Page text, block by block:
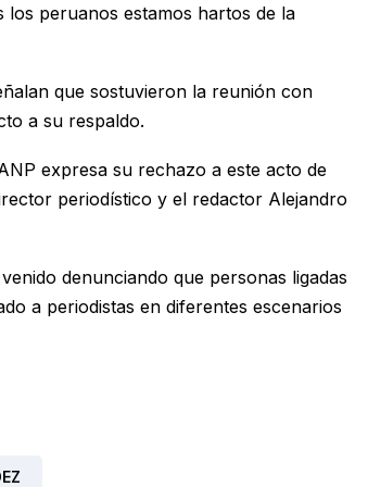
peruanos estamos hartos de la
que sostuvieron la reunión con
a su respaldo.
expresa su rechazo a este acto de
periodístico y el redactor Alejandro
denunciando que personas ligadas
a periodistas en diferentes escenarios